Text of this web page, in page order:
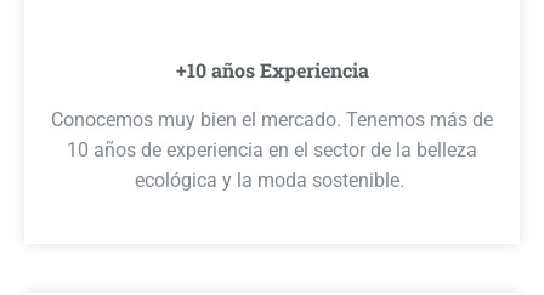
+10 años Experiencia
Conocemos muy bien el mercado. Tenemos más de
10 años de experiencia en el sector de la belleza
ecológica y la moda sostenible.